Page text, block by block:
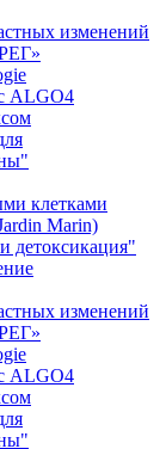
изменений
ALGO4
клетками
Marin)
детоксикация"
изменений
ALGO4